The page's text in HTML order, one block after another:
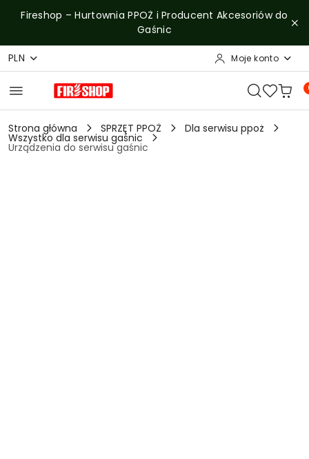
Przejdź do treści głównej
Przejdź do wyszukiwarki
Przejdź do moje konto
Przejdź do menu głównego
Przejdź do opisu produktu
Przejdź do stopki
Fireshop – Hurtownia PPOŻ i Producent Akcesoriów do
Gaśnic
PLN Moje konto
Strona główna SPRZĘT PPOŻ Dla serwisu ppoż
Wszystko dla serwisu gaśnic
Urządzenia do serwisu gaśnic